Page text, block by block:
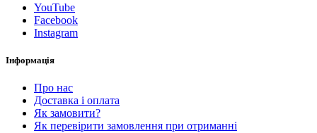
YouTube
Facebook
Instagram
Інформація
Про нас
Доставка і оплата
Як замовити?
Як перевірити замовлення при отриманні